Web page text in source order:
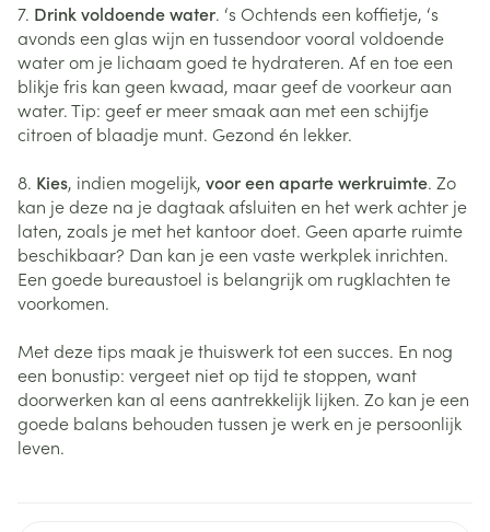
7. Drink voldoende water. ‘s Ochtends een koffietje, ‘s
avonds een glas wijn en tussendoor vooral voldoende
water om je lichaam goed te hydrateren. Af en toe een
blikje fris kan geen kwaad, maar geef de voorkeur aan
water. Tip: geef er meer smaak aan met een schijfje
citroen of blaadje munt. Gezond én lekker.
8. Kies, indien mogelijk, voor een aparte werkruimte. Zo
kan je deze na je dagtaak afsluiten en het werk achter je
laten, zoals je met het kantoor doet. Geen aparte ruimte
beschikbaar? Dan kan je een vaste werkplek inrichten.
Een goede bureaustoel is belangrijk om rugklachten te
voorkomen.
Met deze tips maak je thuiswerk tot een succes. En nog
een bonustip: vergeet niet op tijd te stoppen, want
doorwerken kan al eens aantrekkelijk lijken. Zo kan je een
goede balans behouden tussen je werk en je persoonlijk
leven.